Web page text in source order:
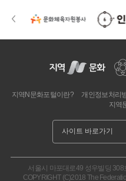
지역N문화포털이란? 개인정보처리
지역
서울시 마포대로49 성우빌딩 308
COPYRIGHT (C)2018 The